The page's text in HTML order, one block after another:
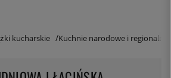
kucharskie Kuchnie narodowe i regionalne